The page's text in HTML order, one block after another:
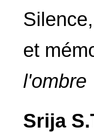
et
l'ombre
Srija